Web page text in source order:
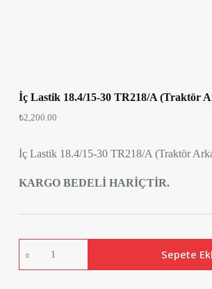
İç Lastik 18.4/15-30 TR218/A (Traktör
₺2,200.00
İç Lastik 18.4/15-30 TR218/A (Traktör
KARGO BEDELİ HARİÇTİR.
Lastik
18.4/15-
Sepete